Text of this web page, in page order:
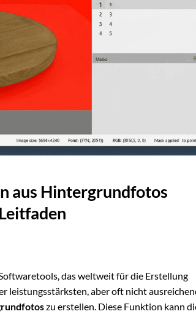
aus Hintergrundfotos
das weltweit für die Erstellung
leistungsstärksten, aber oft nicht
zu erstellen. Diese Funktion kann